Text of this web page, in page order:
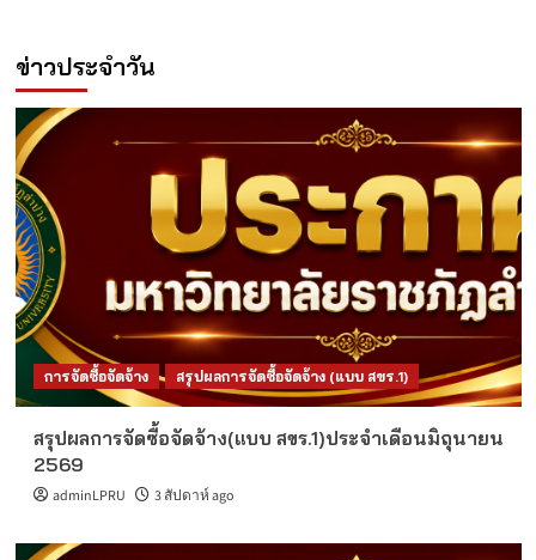
ข่าวประจำวัน
การจัดซื้อจัดจ้าง สรุปผลการจัดซื้อจัดจ้าง (แบบ สขร.1)
สรุปผลการจัดซื้อจัดจ้าง(แบบ สขร.1)ประจำเดือนมิถุนายน
2569
adminLPRU 3 สัปดาห์ ago